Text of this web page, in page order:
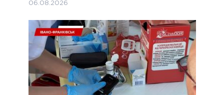
06.08.2026